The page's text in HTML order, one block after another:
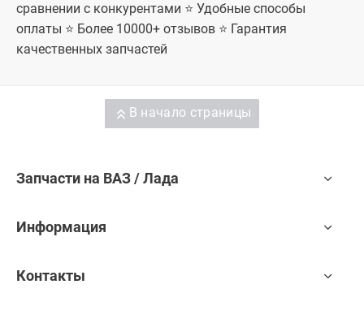
сравнении с конкурентами ⭐ Удобные способы
оплаты ⭐ Более 10000+ отзывов ⭐ Гарантия
качественных запчастей
В начало страницы
Запчасти на ВАЗ / Лада
Информация
Контакты